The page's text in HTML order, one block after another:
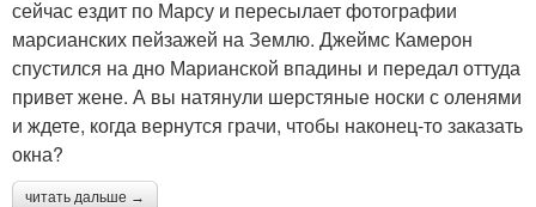
сейчас ездит по Марсу и пересылает фотографии
марсианских пейзажей на Землю. Джеймс Камерон
спустился на дно Марианской впадины и передал оттуда
привет жене. А вы натянули шерстяные носки с оленями
и ждете, когда вернутся грачи, чтобы наконец-то заказать
окна?
читать дальше →